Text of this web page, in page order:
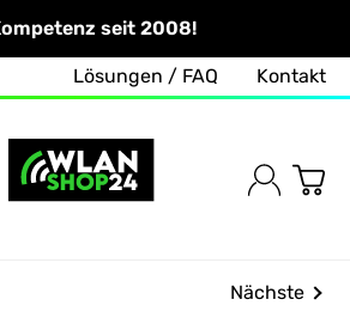
seit 2008!
Lösungen / FAQ Kontakt
Nächste